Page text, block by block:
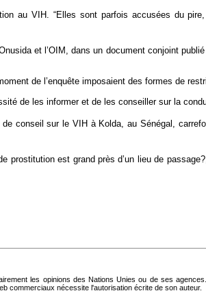
au VIH. “Elles sont parfois accusées du
et l’OIM, dans un document conjoint
de l’enquête imposaient des formes de
de les informer et de les conseiller sur la
conseil sur le VIH à Kolda, au Sénégal,
est grand près d’un lieu de
les opinions des Nations Unies ou de ses
commerciaux nécessite l'autorisation écrite de son auteur.